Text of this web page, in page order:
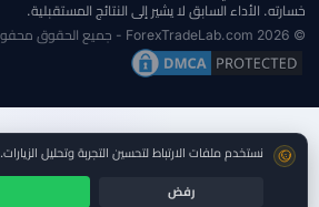
خسارته. الأداء السابق لا يشير إلى النتائج المستقبلية.
© 2026 ForexTradeLab.com - جميع الحقوق محفوظة.
موافقة ملفات تعريف الارتباط
نستخدم ملفات الارتباط لتحسين التجربة وتحليل الزيارات.
رفض